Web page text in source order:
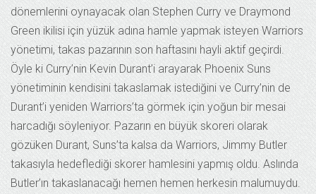
dönemlerini oynayacak olan Stephen Curry ve Draymond
Green ikilisi için yüzük adına hamle yapmak isteyen Warriors
yönetimi, takas pazarının son haftasını hayli aktif geçirdi.
Öyle ki Curry’nin Kevin Durant’i arayarak Phoenix Suns
yönetiminin kendisini takaslamak istediğini ve Curry’nin de
Durant’i yeniden Warriors’ta görmek için yoğun bir mesai
harcadığı söyleniyor. Pazarın en büyük skoreri olarak
gözüken Durant, Suns’ta kalsa da Warriors, Jimmy Butler
takasıyla hedeflediği skorer hamlesini yapmış oldu. Aslında
Butler’ın takaslanacağı hemen hemen herkesin malumuydu.